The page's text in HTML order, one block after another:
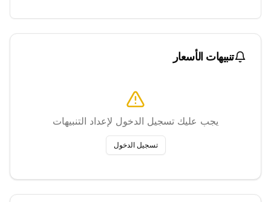
تنبيهات الأسعار
يجب عليك تسجيل الدخول لإعداد التنبيهات
تسجيل الدخول